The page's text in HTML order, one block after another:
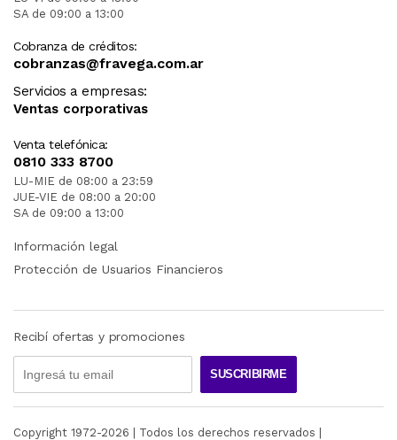
SA de 09:00 a 13:00
Cobranza de créditos:
cobranzas@fravega.com.ar
Servicios a empresas:
Ventas corporativas
Venta telefónica:
0810 333 8700
LU-MIE de 08:00 a 23:59
JUE-VIE de 08:00 a 20:00
SA de 09:00 a 13:00
Información legal
Protección de Usuarios Financieros
Recibí ofertas y promociones
SUSCRIBIRME
Copyright 1972-2026 | Todos los derechos reservados |